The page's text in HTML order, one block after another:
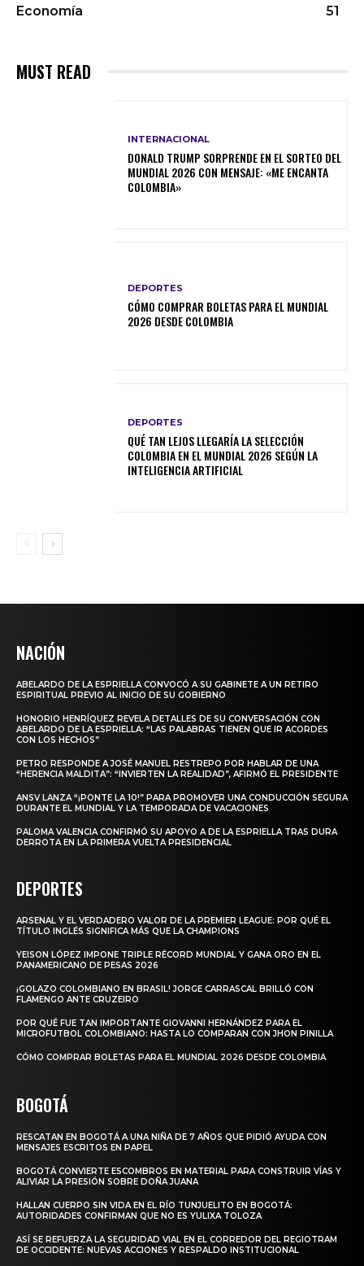
Economía
51
MUST READ
INTERNACIONAL
DONALD TRUMP SORPRENDE EN EL SORTEO DEL
MUNDIAL 2026 CON MENSAJE: «ME ENCANTA
COLOMBIA»
DEPORTES
CÓMO COMPRAR BOLETAS PARA EL MUNDIAL
2026 DESDE COLOMBIA
DEPORTES
QUÉ TAN LEJOS LLEGARÍA LA SELECCIÓN
COLOMBIA EN EL MUNDIAL 2026 SEGÚN LA
INTELIGENCIA ARTIFICIAL
NACIÓN
ABELARDO DE LA ESPRIELLA CONVOCÓ A SU GABINETE A UN RETIRO
ESPIRITUAL PREVIO AL INICIO DE SU GOBIERNO
HONORIO HENRÍQUEZ REVELA DETALLES DE SU CONVERSACIÓN CON
ABELARDO DE LA ESPRIELLA: “LAS PALABRAS TIENEN QUE IR ACORDES
CON LOS HECHOS”
PETRO RESPONDE A JOSÉ MANUEL RESTREPO POR HABLAR DE UNA
“HERENCIA MALDITA”: “INVIERTEN LA REALIDAD”, AFIRMÓ EL PRESIDENTE
ANSV LANZA “¡PONTE LA 10!” PARA PROMOVER UNA CONDUCCIÓN SEGURA
DURANTE EL MUNDIAL Y LA TEMPORADA DE VACACIONES
PALOMA VALENCIA CONFIRMÓ SU APOYO A DE LA ESPRIELLA TRAS DURA
DERROTA EN LA PRIMERA VUELTA PRESIDENCIAL
DEPORTES
ARSENAL Y EL VERDADERO VALOR DE LA PREMIER LEAGUE: POR QUÉ EL
TÍTULO INGLÉS SIGNIFICA MÁS QUE LA CHAMPIONS
YEISON LÓPEZ IMPONE TRIPLE RÉCORD MUNDIAL Y GANA ORO EN EL
PANAMERICANO DE PESAS 2026
¡GOLAZO COLOMBIANO EN BRASIL! JORGE CARRASCAL BRILLÓ CON
FLAMENGO ANTE CRUZEIRO
POR QUÉ FUE TAN IMPORTANTE GIOVANNI HERNÁNDEZ PARA EL
MICROFUTBOL COLOMBIANO: HASTA LO COMPARAN CON JHON PINILLA
CÓMO COMPRAR BOLETAS PARA EL MUNDIAL 2026 DESDE COLOMBIA
BOGOTÁ
RESCATAN EN BOGOTÁ A UNA NIÑA DE 7 AÑOS QUE PIDIÓ AYUDA CON
MENSAJES ESCRITOS EN PAPEL
BOGOTÁ CONVIERTE ESCOMBROS EN MATERIAL PARA CONSTRUIR VÍAS Y
ALIVIAR LA PRESIÓN SOBRE DOÑA JUANA
HALLAN CUERPO SIN VIDA EN EL RÍO TUNJUELITO EN BOGOTÁ:
AUTORIDADES CONFIRMAN QUE NO ES YULIXA TOLOZA
ASÍ SE REFUERZA LA SEGURIDAD VIAL EN EL CORREDOR DEL REGIOTRAM
DE OCCIDENTE: NUEVAS ACCIONES Y RESPALDO INSTITUCIONAL